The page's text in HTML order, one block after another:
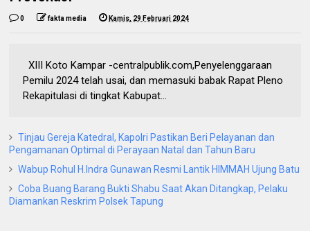
0 fakta media Kamis, 29 Februari 2024
XIII Koto Kampar -centralpublik.com,Penyelenggaraan
Pemilu 2024 telah usai, dan memasuki babak Rapat Pleno
Rekapitulasi di tingkat Kabupat...
Tinjau Gereja Katedral, Kapolri Pastikan Beri Pelayanan dan
Pengamanan Optimal di Perayaan Natal dan Tahun Baru
Wabup Rohul H.Indra Gunawan Resmi Lantik HIMMAH Ujung Batu
Coba Buang Barang Bukti Shabu Saat Akan Ditangkap, Pelaku
Diamankan Reskrim Polsek Tapung